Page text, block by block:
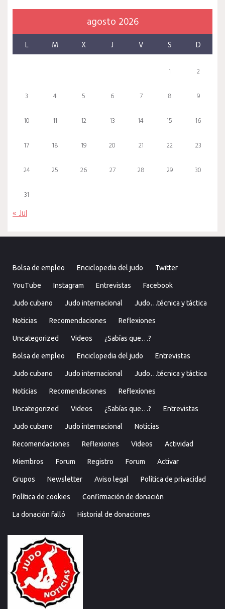
agosto 2026
L M X J V S D
1 2
3 4 5 6 7 8 9
10 11 12 13 14 15 16
17 18 19 20 21 22 23
24 25 26 27 28 29 30
31
« Jul
Bolsa de empleo Enciclopedia del judo Twitter
YouTube Instagram Entrevistas Facebook
Judo cubano Judo internacional Judo…técnica y táctica
Noticias Recomendaciones Reflexiones
Uncategorized Videos ¿Sabías que…?
Bolsa de empleo Enciclopedia del judo Entrevistas
Judo cubano Judo internacional Judo…técnica y táctica
Noticias Recomendaciones Reflexiones
Uncategorized Videos ¿Sabías que…? Entrevistas
Judo cubano Judo internacional Noticias
Recomendaciones Reflexiones Videos Actividad
Miembros Forum Registro Forum Activar
Grupos Newsletter Aviso legal Política de privacidad
Política de cookies Confirmación de donación
La donación falló Historial de donaciones